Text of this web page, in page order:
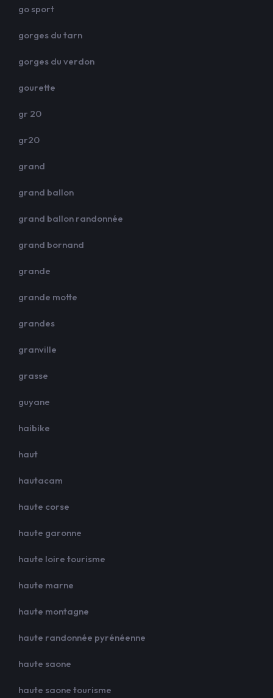
go sport
gorges du tarn
gorges du verdon
gourette
gr 20
gr20
grand
grand ballon
grand ballon randonnée
grand bornand
grande
grande motte
grandes
granville
grasse
guyane
haibike
haut
hautacam
haute corse
haute garonne
haute loire tourisme
haute marne
haute montagne
haute randonnée pyrénéenne
haute saone
haute saone tourisme